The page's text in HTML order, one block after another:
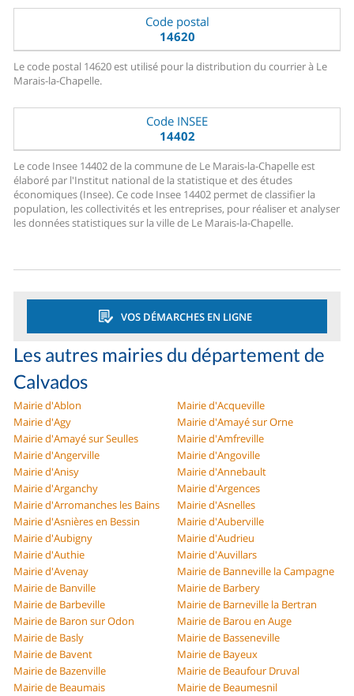
Code postal
14620
Le code postal 14620 est utilisé pour la distribution du courrier à Le
Marais-la-Chapelle.
Code INSEE
14402
Le code Insee 14402 de la commune de Le Marais-la-Chapelle est
élaboré par l'Institut national de la statistique et des études
économiques (Insee). Ce code Insee 14402 permet de classifier la
population, les collectivités et les entreprises, pour réaliser et analyser
les données statistiques sur la ville de Le Marais-la-Chapelle.
VOS DÉMARCHES EN LIGNE
Les autres mairies du département de
Calvados
Mairie d'Ablon
Mairie d'Acqueville
Mairie d'Agy
Mairie d'Amayé sur Orne
Mairie d'Amayé sur Seulles
Mairie d'Amfreville
Mairie d'Angerville
Mairie d'Angoville
Mairie d'Anisy
Mairie d'Annebault
Mairie d'Arganchy
Mairie d'Argences
Mairie d'Arromanches les Bains
Mairie d'Asnelles
Mairie d'Asnières en Bessin
Mairie d'Auberville
Mairie d'Aubigny
Mairie d'Audrieu
Mairie d'Authie
Mairie d'Auvillars
Mairie d'Avenay
Mairie de Banneville la Campagne
Mairie de Banville
Mairie de Barbery
Mairie de Barbeville
Mairie de Barneville la Bertran
Mairie de Baron sur Odon
Mairie de Barou en Auge
Mairie de Basly
Mairie de Basseneville
Mairie de Bavent
Mairie de Bayeux
Mairie de Bazenville
Mairie de Beaufour Druval
Mairie de Beaumais
Mairie de Beaumesnil